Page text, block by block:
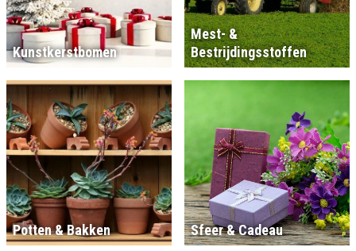
Kunstkerstbomen
Mest- &
Bestrijdingsstoffen
Potten & Bakken Sfeer & Cadeau